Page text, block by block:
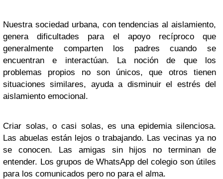
Nuestra sociedad urbana, con tendencias al aislamiento,
genera dificultades para el apoyo recíproco que
generalmente comparten los padres cuando se
encuentran e interactúan. La noción de que los
problemas propios no son únicos, que otros tienen
situaciones similares, ayuda a disminuir el estrés del
aislamiento emocional.
Criar solas, o casi solas, es una epidemia silenciosa.
Las abuelas están lejos o trabajando. Las vecinas ya no
se conocen. Las amigas sin hijos no terminan de
entender. Los grupos de WhatsApp del colegio son útiles
para los comunicados pero no para el alma.